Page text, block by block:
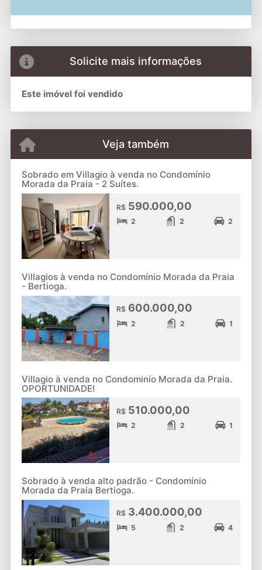
Solicite mais informações
Este imóvel foi vendido
Veja também
Sobrado em Villagio à venda no Condomínio
Morada da Praia - 2 Suítes.
R$590.000,00
2 2 2
Villagios à venda no Condomínio Morada da Praia
- Bertioga.
R$600.000,00
2 2 1
Villagio à venda no Condominío Morada da Praia.
OPORTUNIDADE!
R$510.000,00
2 2 1
Sobrado à venda alto padrão - Condomínio
Morada da Praia Bertioga.
R$3.400.000,00
5 2 4